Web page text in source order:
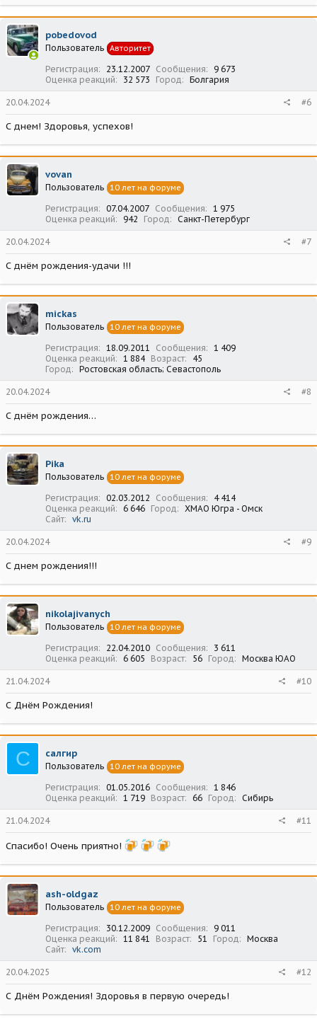
pobedovod
Пользователь Авторитет
Регистрация 23.12.2007 Сообщения
9 673
Оценка реакций
32 573 Город Болгария
20.04.2024 #6
С днем! Здоровья, успехов!
vovan
Пользователь 10 лет на форуме
Регистрация 07.04.2007 Сообщения
1 975
Оценка реакций
942 Город Санкт-Петербург
20.04.2024 #7
С днём рождения-удачи !!!
mickas
Пользователь 10 лет на форуме
Регистрация 18.09.2011 Сообщения
1 409
Оценка реакций
1 884 Возраст
45
Город
Ростовская область; Севастополь
20.04.2024 #8
С днём рождения…
Pika
Пользователь 10 лет на форуме
Регистрация 02.03.2012 Сообщения
4 414
Оценка реакций
6 646 Город
ХМАО Югра - Омск
Сайт
vk.ru
20.04.2024 #9
С днем рождения!!!
nikolajivanych
Пользователь 10 лет на форуме
Регистрация 22.04.2010 Сообщения
3 611
Оценка реакций
6 605 Возраст 56 Город Москва ЮАО
21.04.2024 #10
С Днём Рождения!
С салгир
Пользователь 10 лет на форуме
Регистрация 01.05.2016 Сообщения
1 846
Оценка реакций
1 719 Возраст 66 Город Сибирь
21.04.2024 #11
Спасибо! Очень приятно!
ash-oldgaz
Пользователь 10 лет на форуме
Регистрация 30.12.2009 Сообщения
9 011
Оценка реакций
11 841 Возраст 51 Город
Москва
Сайт
vk.com
20.04.2025 #12
С Днём Рождения! Здоровья в первую очередь!